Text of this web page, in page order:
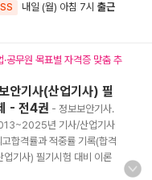
내일 (월) 아침 7시 출근
공무원 목표별 자격증 맞춤 추
안기사(산업기사) 필
- 전4권 - 정보보안기사.
년 기사/산업기사
합격률과 적중률 기록(합격
기사) 필기시험 대비 이론